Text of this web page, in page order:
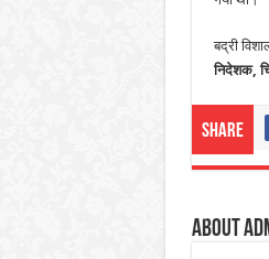
बद्री
निदेशक,
Share
About